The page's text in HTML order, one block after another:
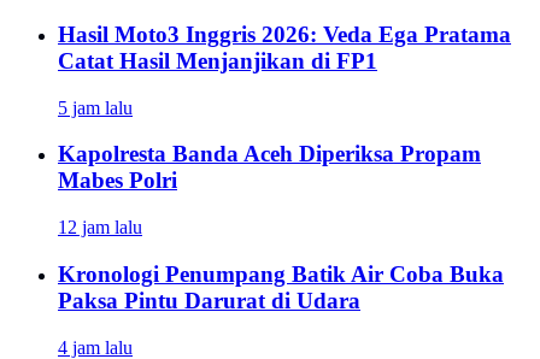
Hasil Moto3 Inggris 2026: Veda Ega Pratama
Catat Hasil Menjanjikan di FP1
5 jam lalu
Kapolresta Banda Aceh Diperiksa Propam
Mabes Polri
12 jam lalu
Kronologi Penumpang Batik Air Coba Buka
Paksa Pintu Darurat di Udara
4 jam lalu